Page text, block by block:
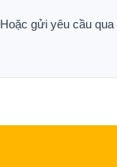
Hoặc gửi yêu cầu qua